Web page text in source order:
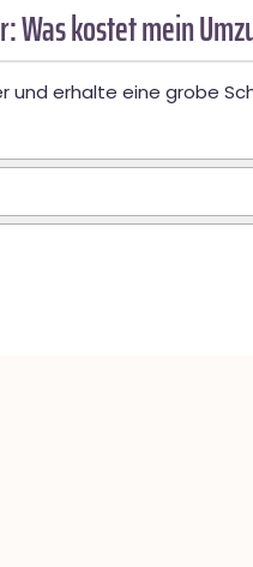
Was kostet mein
und erhalte eine grobe